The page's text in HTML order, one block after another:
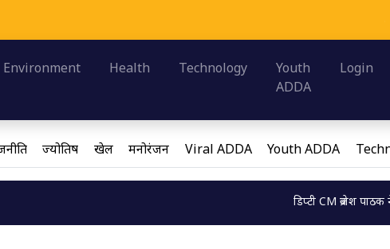
समझ
Environment Health Technology
Youth
ADDA
Login
ज्योतिष खेल मनोरंजन Viral ADDA Youth ADDA
डिप्टी CM ब्रजेश पाठक ने